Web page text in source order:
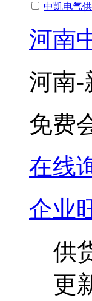
中凯电气
河南
河南-
免费
在线
企业
供
更